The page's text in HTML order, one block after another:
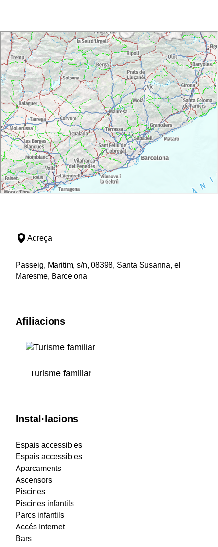
Adreça
Passeig, Maritim, s/n, 08398, Santa Susanna, el
Maresme, Barcelona
Afiliacions
Turisme familiar
Instal·lacions
Espais accessibles
Espais accessibles
Aparcaments
Ascensors
Piscines
Piscines infantils
Parcs infantils
Accés Internet
Bars